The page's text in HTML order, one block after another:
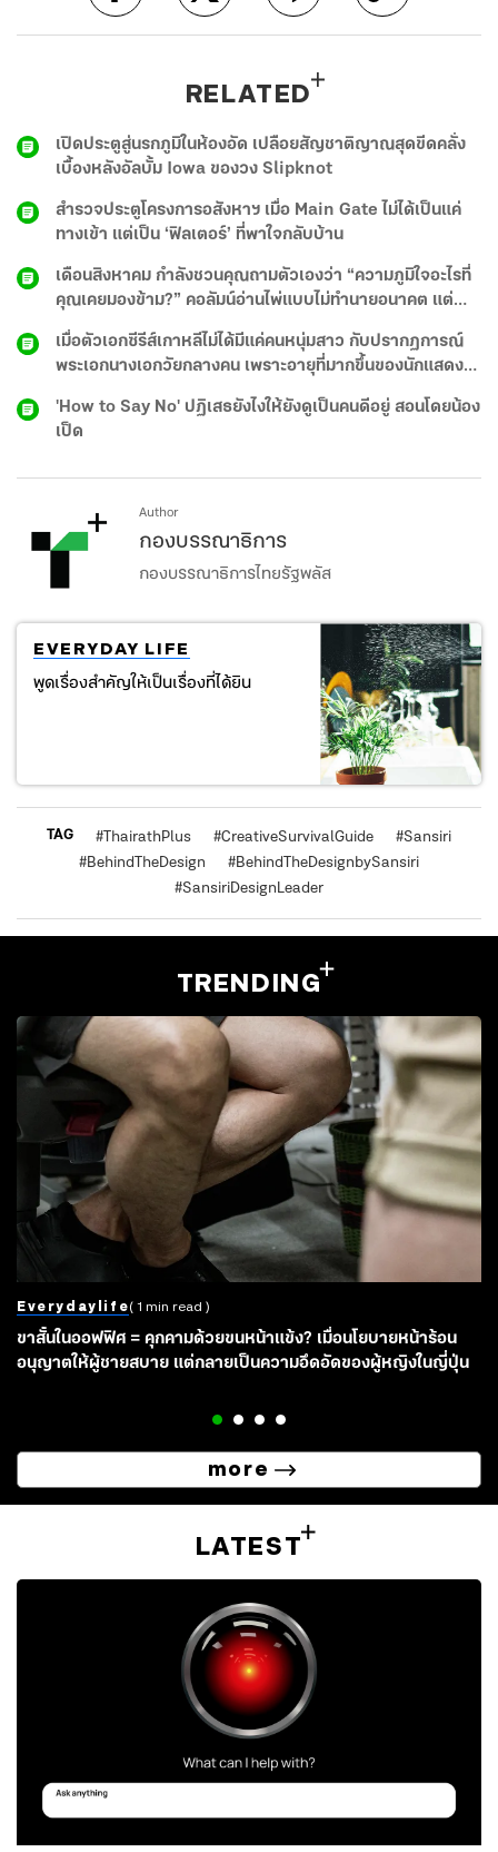
RELATED
เปิดประตูสู่นรกภูมิในห้องอัด เปลือยสัญชาติญาณสุดขีดคลั่ง
เบื้องหลังอัลบั้ม Iowa ของวง Slipknot
สำรวจประตูโครงการอสังหาฯ เมื่อ Main Gate ไม่ได้เป็นแค่
ทางเข้า แต่เป็น ‘ฟิลเตอร์’ ที่พาใจกลับบ้าน
เดือนสิงหาคม กำลังชวนคุณถามตัวเองว่า “ความภูมิใจอะไรที่
คุณเคยมองข้าม?” คอลัมน์อ่านไพ่แบบไม่ทำนายอนาคต แต่
ชวนคุยกับความรู้สึกในใจ ว่าไพ่อยากบอกอะไรคุณ
เมื่อตัวเอกซีรีส์เกาหลีไม่ได้มีแค่คนหนุ่มสาว กับปรากฏการณ์
พระเอกนางเอกวัยกลางคน เพราะอายุที่มากขึ้นของนักแสดง
ไม่ได้จำกัดอยู่แค่บทพ่อแม่อีกต่อไป
'How to Say No' ปฏิเสธยังไงให้ยังดูเป็นคนดีอยู่ สอนโดยน้อง
เป็ด
Author
กองบรรณาธิการ
กองบรรณาธิการไทยรัฐพลัส
EVERYDAY LIFE
พูดเรื่องสำคัญให้เป็นเรื่องที่ได้ยิน
TAG #ThairathPlus #CreativeSurvivalGuide #Sansiri
#BehindTheDesign #BehindTheDesignbySansiri
#SansiriDesignLeader
TRENDING
Everydaylife( 1 min read )
ขาสั้นในออฟฟิศ = คุกคามด้วยขนหน้าแข้ง? เมื่อนโยบายหน้าร้อน
อนุญาตให้ผู้ชายสบาย แต่กลายเป็นความอึดอัดของผู้หญิงในญี่ปุ่น
more
LATEST